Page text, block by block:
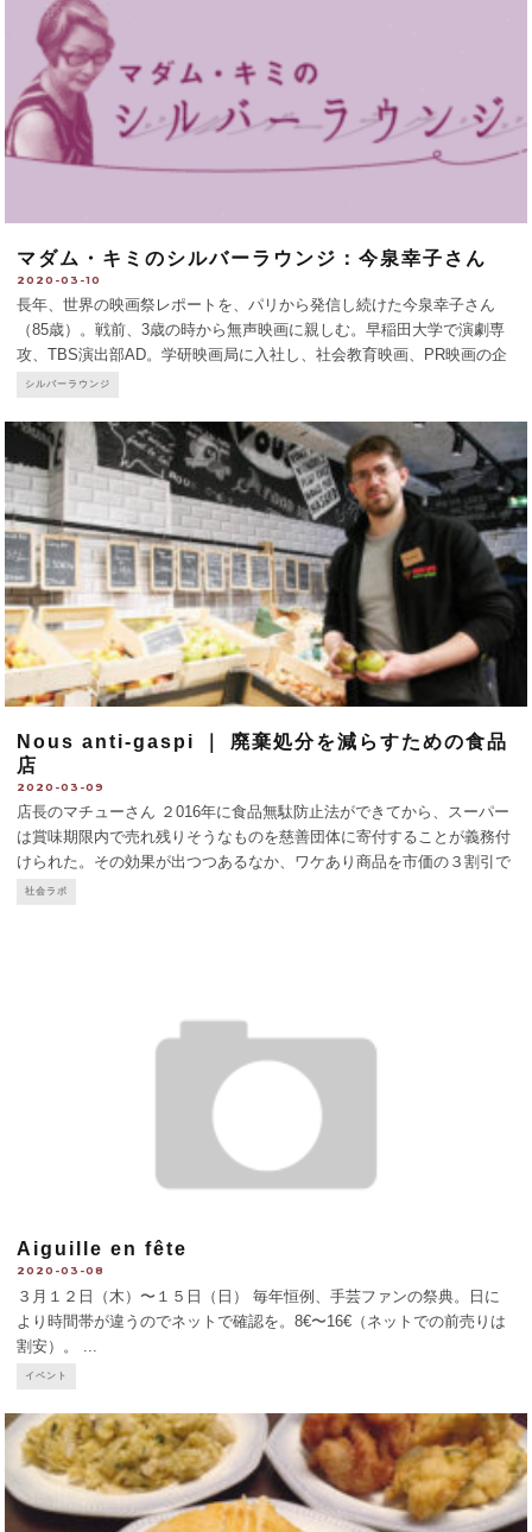
マダム・キミのシルバーラウンジ：今泉幸子さん
2020-03-10
長年、世界の映画祭レポートを、パリから発信し続けた今泉幸子さん
（85歳）。戦前、3歳の時から無声映画に親しむ。早稲田大学で演劇専
攻、TBS演出部AD。学研映画局に入社し、社会教育映画、PR映画の企
画・製作を経てフリージャーナリストに。冷戦期のソ連・東欧に渡り、
シルバーラウンジ
Nous anti-gaspi ｜ 廃棄処分を減らすための食品
店
2020-03-09
店長のマチューさん ２016年に食品無駄防止法ができてから、スーパー
は賞味期限内で売れ残りそうなものを慈善団体に寄付することが義務付
けられた。その効果が出つつあるなか、ワケあり商品を市価の３割引で
売る食品店「Nous anti-gaspi 我ら、無駄をなくす」がブルターニュを中
社会ラボ
Aiguille en fête
2020-03-08
３月１２日（木）〜１５日（日） 毎年恒例、手芸ファンの祭典。日に
より時間帯が違うのでネットで確認を。8€〜16€（ネットでの前売りは
割安）。
イベント